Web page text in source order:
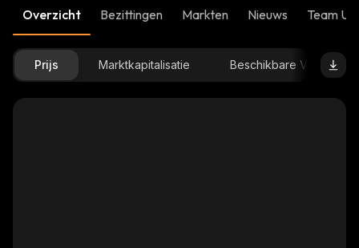
Overzicht Bezittingen Markten Nieuws Team
Prijs Marktkapitalisatie Beschikbare Voorraad